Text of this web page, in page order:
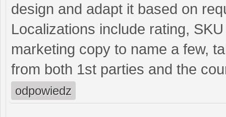
design and adapt it based on
Localizations include rating,
marketing copy to name a few,
from both 1st parties and the
odpowiedz